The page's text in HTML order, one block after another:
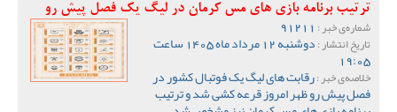
ترتیب برنامه بازی های مس کرمان در لیگ یک فصل پیش رو
شماره‌ی خبر :
تاریخ انتشار : دوشنبه 12 مرداد ماه 1405 ساعت
19:05
خلاصه‌ی خبر :رقابت های لیگ یک فوتبال کشور در
فصل پیش رو ظهر امروز قرعه کشی شد و ترتیب